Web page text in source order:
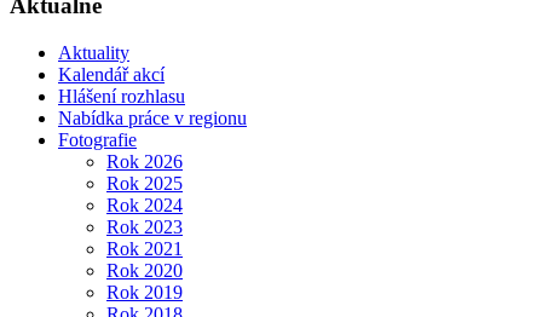
Aktuálně
Aktuality
Kalendář akcí
Hlášení rozhlasu
Nabídka práce v regionu
Fotografie
Rok 2026
Rok 2025
Rok 2024
Rok 2023
Rok 2021
Rok 2020
Rok 2019